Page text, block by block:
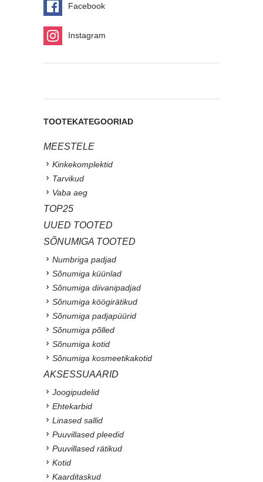
Facebook
Instagram
TOOTEKATEGOORIAD
MEESTELE
Kinkekomplektid
Tarvikud
Vaba aeg
TOP25
UUED TOOTED
SÕNUMIGA TOOTED
Numbriga padjad
Sõnumiga küünlad
Sõnumiga diivanipadjad
Sõnumiga köögirätikud
Sõnumiga padjapüürid
Sõnumiga põlled
Sõnumiga kotid
Sõnumiga kosmeetikakotid
AKSESSUAARID
Joogipudelid
Ehtekarbid
Linased sallid
Puuvillased pleedid
Puuvillased rätikud
Kotid
Kaarditaskud